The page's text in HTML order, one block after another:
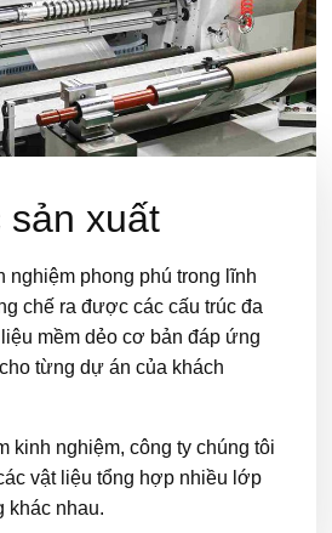
sản xuất
nghiệm phong phú trong lĩnh
chế ra được các cấu trúc đa
mềm dẻo cơ bản đáp ứng
từng dự án của khách
kinh nghiệm, công ty chúng tôi
vật liệu tổng hợp nhiều lớp
khác nhau.